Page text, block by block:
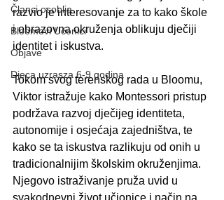
Članci osoblja
Bloomovi Učenici
Objave
Djeca uzrasza 6-9 godina
razvio je interesovanje za to kako škole
i obrazovna okruženja oblikuju dječiji
identitet i iskustva.
Tokom svog terenskog rada u Bloomu,
Viktor istražuje kako Montessori pristup
podržava razvoj dječijeg identiteta,
autonomije i osjećaja zajedništva, te
kako se ta iskustva razlikuju od onih u
tradicionalnijim školskim okruženjima.
Njegovo istraživanje pruža uvid u
svakodnevni život učionice i način na